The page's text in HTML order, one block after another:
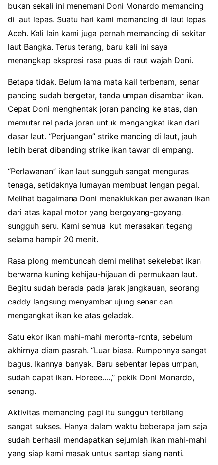
bukan sekali ini menemani Doni Monardo memancing
di laut lepas. Suatu hari kami memancing di laut lepas
Aceh. Kali lain kami juga pernah memancing di sekitar
laut Bangka. Terus terang, baru kali ini saya
menangkap ekspresi rasa puas di raut wajah Doni.
Betapa tidak. Belum lama mata kail terbenam, senar
pancing sudah bergetar, tanda umpan disambar ikan.
Cepat Doni menghentak joran pancing ke atas, dan
memutar rel pada joran untuk mengangkat ikan dari
dasar laut. “Perjuangan” strike mancing di laut, jauh
lebih berat dibanding strike ikan tawar di empang.
“Perlawanan” ikan laut sungguh sangat menguras
tenaga, setidaknya lumayan membuat lengan pegal.
Melihat bagaimana Doni menaklukkan perlawanan ikan
dari atas kapal motor yang bergoyang-goyang,
sungguh seru. Kami semua ikut merasakan tegang
selama hampir 20 menit.
Rasa plong membuncah demi melihat sekelebat ikan
berwarna kuning kehijau-hijauan di permukaan laut.
Begitu sudah berada pada jarak jangkauan, seorang
caddy langsung menyambar ujung senar dan
mengangkat ikan ke atas geladak.
Satu ekor ikan mahi-mahi meronta-ronta, sebelum
akhirnya diam pasrah. “Luar biasa. Rumponnya sangat
bagus. Ikannya banyak. Baru sebentar lepas umpan,
sudah dapat ikan. Horeee….,” pekik Doni Monardo,
senang.
Aktivitas memancing pagi itu sungguh terbilang
sangat sukses. Hanya dalam waktu beberapa jam saja
sudah berhasil mendapatkan sejumlah ikan mahi-mahi
yang siap kami masak untuk santap siang nanti.